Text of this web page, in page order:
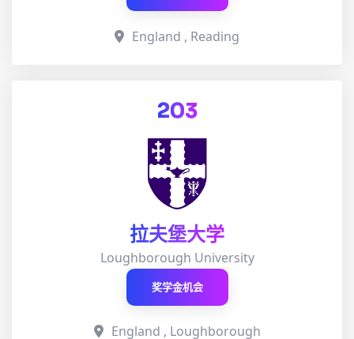
England , Reading
203
拉夫堡大学
Loughborough University
奖学金机会
England , Loughborough